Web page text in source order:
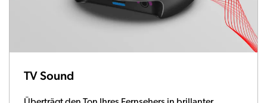
TV Sound